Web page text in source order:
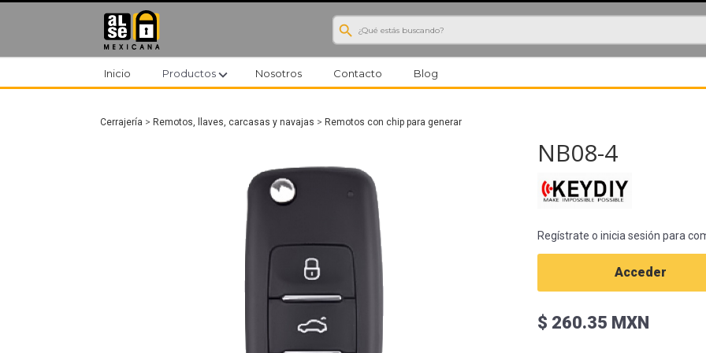
search
Inicio Productosexpand_more Nosotros Contacto Blog
Cerrajería > Remotos, llaves, carcasas y navajas > Remotos con chip para generar
NB08-4
Regístrate o inicia sesión para
Acceder
$ 260.35 MXN